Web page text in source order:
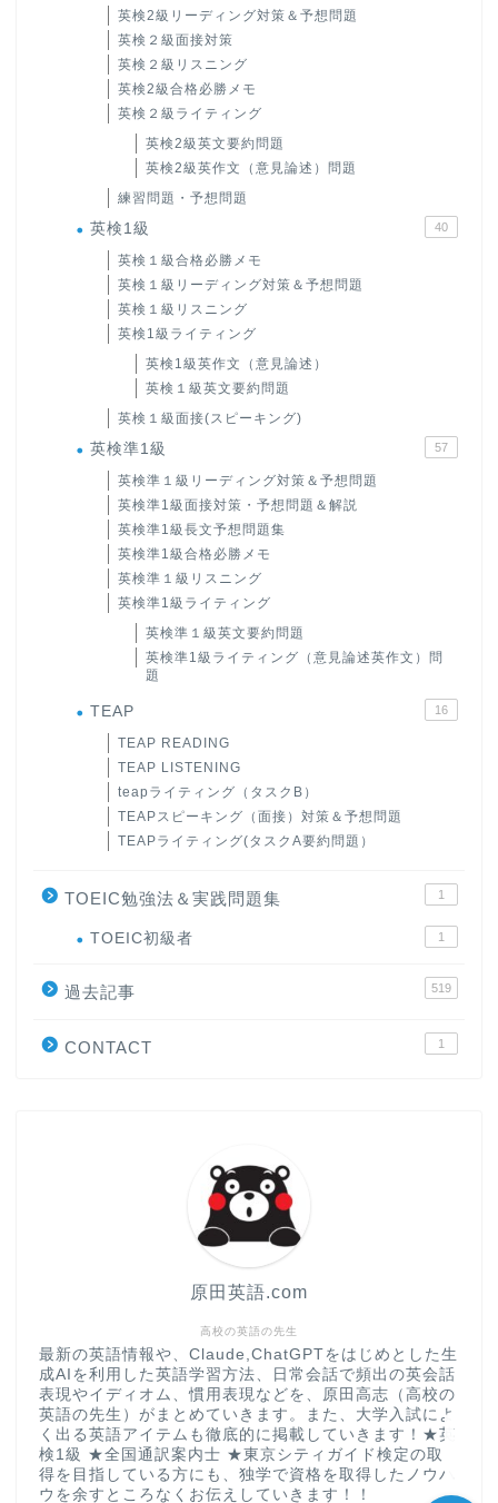
英検2級リーディング対策＆予想問題
英検２級面接対策
英検２級リスニング
英検2級合格必勝メモ
英検２級ライティング
英検2級英文要約問題
英検2級英作文（意見論述）問題
練習問題・予想問題
英検1級 40
英検１級合格必勝メモ
英検１級リーディング対策＆予想問題
英検１級リスニング
英検1級ライティング
英検1級英作文（意見論述）
英検１級英文要約問題
英検１級面接(スピーキング)
英検準1級 57
英検準１級リーディング対策＆予想問題
英検準1級面接対策・予想問題＆解説
英検準1級長文予想問題集
英検準1級合格必勝メモ
英検準１級リスニング
英検準1級ライティング
英検準１級英文要約問題
英検準1級ライティング（意見論述英作文）問
題
TEAP 16
TEAP READING
TEAP LISTENING
teapライティング（タスクB）
TEAPスピーキング（面接）対策＆予想問題
TEAPライティング(タスクA要約問題）
TOEIC勉強法＆実践問題集 1
TOEIC初級者 1
過去記事 519
CONTACT 1
高校の英語の先生
原田英語.com
最新の英語情報や、Claude,ChatGPTをはじめとした生
成AIを利用した英語学習方法、日常会話で頻出の英会話
表現やイディオム、慣用表現などを、原田高志（高校の
英語の先生）がまとめていきます。また、大学入試によ
く出る英語アイテムも徹底的に掲載していきます！★英
検1級 ★全国通訳案内士 ★東京シティガイド検定の取
得を目指している方にも、独学で資格を取得したノウハ
ウを余すところなくお伝えしていきます！！
大学入試英語対策講座
英語名言・格言・カッコい
い英語＆素敵な英文フレー
CONTACT